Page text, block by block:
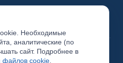
район, официальный сайт
Необходимые
аналитические (по
сайт. Подробнее в
файлов cookie